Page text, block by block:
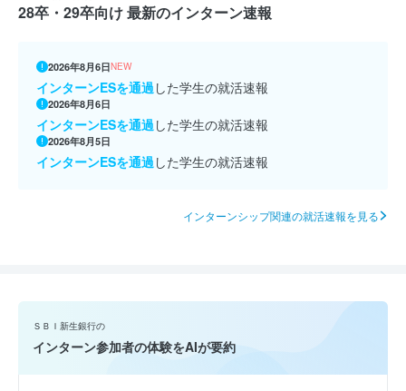
28卒・29卒向け 最新のインターン速報
2026年8月6日NEW
インターンESを通過 した学生の就活速報
2026年8月6日
インターンESを通過 した学生の就活速報
2026年8月5日
インターンESを通過 した学生の就活速報
インターンシップ関連の就活速報を見る
ＳＢＩ新生銀行の
インターン参加者の体験をAIが要約